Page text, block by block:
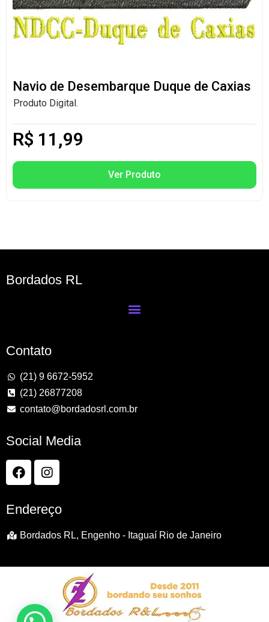
Navio de Desembarque Duque de Caxias
Produto Digital.
R$ 11,99
Ver Produto
Bordados RL
Contato
(21) 9 6672-5952
(21) 26877208
contato@bordadosrl.com.br
Social Media
Endereço
Bordados RL, Engenho - Itaguaí Rio de Janeiro